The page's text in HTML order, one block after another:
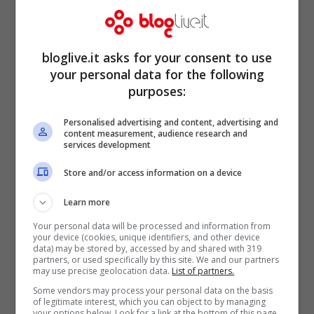
‘Illusion’, dove corpo e paesaggio si
fondono insieme
Serie A 18°giornata: la Befana regala
un grande Kakà, sorride la Lazio
Gen 6, 2014
bloglive.it asks for your consent to use
your personal data for the following
purposes:
Personalised advertising and content, advertising and
content measurement, audience research and
services development
Store and/or access information on a device
Learn more
Your personal data will be processed and information from
your device (cookies, unique identifiers, and other device
data) may be stored by, accessed by and shared with 319
partners, or used specifically by this site. We and our partners
may use precise geolocation data. List of partners.
Some vendors may process your personal data on the basis
of legitimate interest, which you can object to by managing